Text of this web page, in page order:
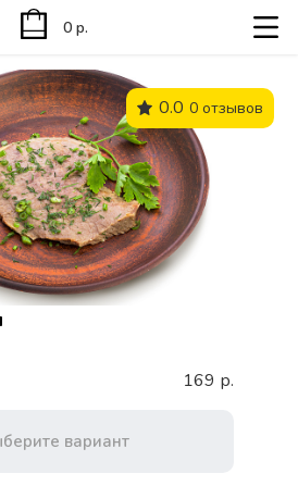
0.0 0 отзывов
169 р.
вариант
0 р.